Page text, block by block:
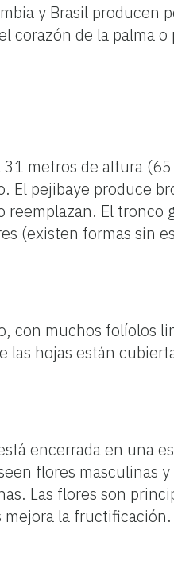
y Brasil producen
corazón de la palma o
metros de altura
El pejibaye produce
El tronco
(existen formas sin
con muchos folíolos
hojas están
encerrada en una
flores masculinas
Las flores son
la fructificación.